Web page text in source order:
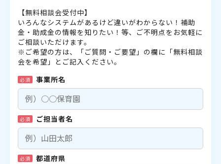
【無料相談会受付中】
いろんなシステムがあるけど違いがわからない！補助
金・助成金の情報を知りたい！等、ご不明点をお気軽に
ご相談いただけます。
※ご希望の方は、「ご質問・ご要望」の欄に「無料相談
会を希望」とご記入ください。
必須 事業所名
必須 ご担当者名
必須 都道府県